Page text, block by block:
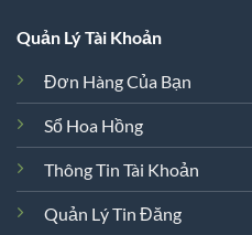
Quản Lý Tài Khoản
Đơn Hàng Của Bạn
Sổ Hoa Hồng
Thông Tin Tài Khoản
Quản Lý Tin Đăng